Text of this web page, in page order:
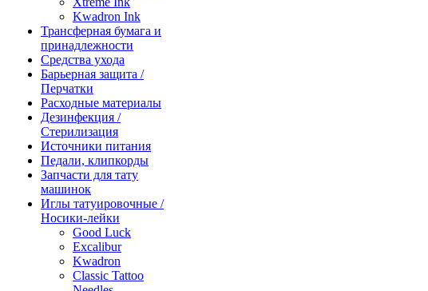
Kwadron Ink
Трансферная бумага и
принадлежности
Средства ухода
Барьерная защита /
Перчатки
Расходные материалы
Дезинфекция /
Стерилизация
Источники питания
Педали, клипкорды
Запчасти для тату
машинок
Иглы татуировочные /
Носики-лейки
Good Luck
Excalibur
Kwadron
Classic Tattoo